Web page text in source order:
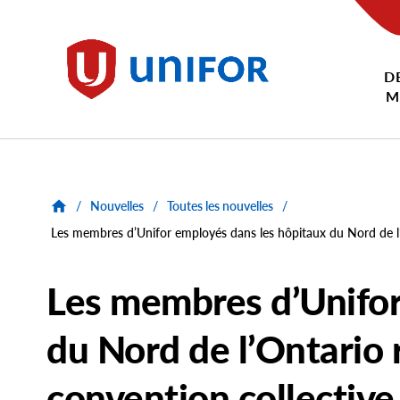
Unifor
/ Nouvelles / Toutes les nouvelles
/
Les membres d’Unifor employés dans les hôpitaux du Nord
Les membres
du Nord de